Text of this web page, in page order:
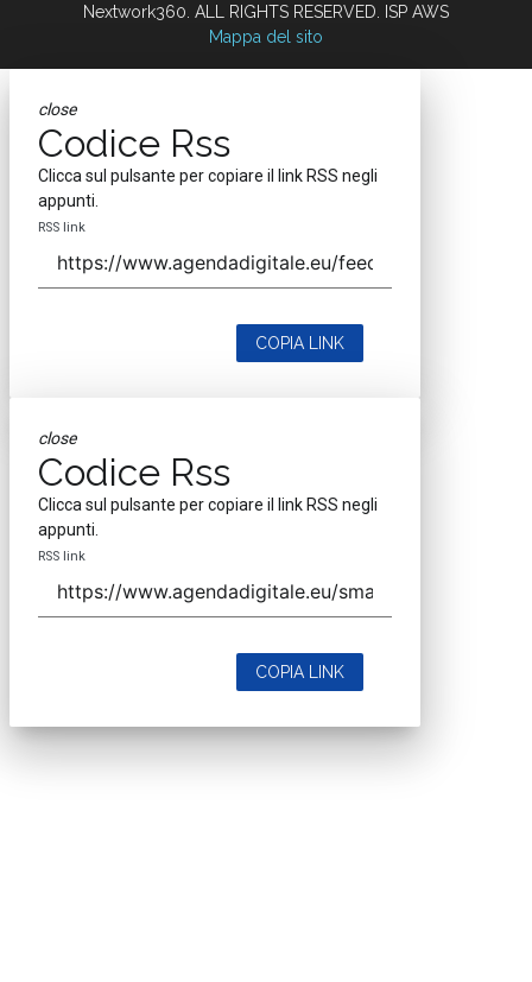
Nextwork360. ALL RIGHTS RESERVED. ISP AWS
Mappa del sito
close
Codice Rss
Clicca sul pulsante per copiare il link RSS negli
appunti.
RSS link
COPIA LINK
close
Codice Rss
Clicca sul pulsante per copiare il link RSS negli
appunti.
RSS link
COPIA LINK